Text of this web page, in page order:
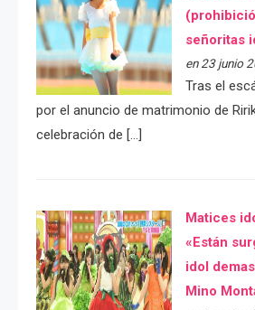
señoritas
en 23 junio
Tras el
por el anuncio de matrimonio de
celebración de […]
Matices
«Están
idol
Mino